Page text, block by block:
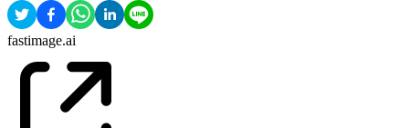
fastimage.ai